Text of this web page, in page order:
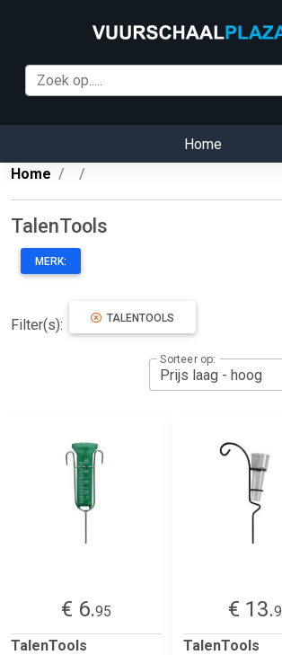
Home
Home
TalenTools
MERK:
Filter(s): TALENTOOLS
Sorteer op:
€ 6.95
TalenTools
€ 13.
TalenTools